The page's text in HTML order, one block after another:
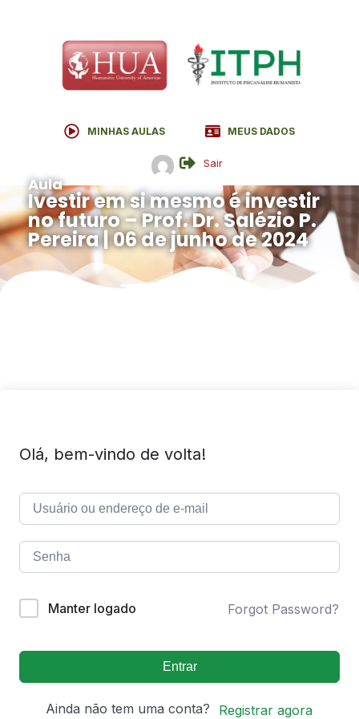
MINHAS AULAS MEUS DADOS
Sair
Aula
Ivestir em si mesmo é investir
no futuro – Prof. Dr. Salézio P.
Pereira | 06 de junho de 2024
Olá, bem-vindo de volta!
Manter logado Forgot Password?
Entrar
Ainda não tem uma conta? Registrar agora